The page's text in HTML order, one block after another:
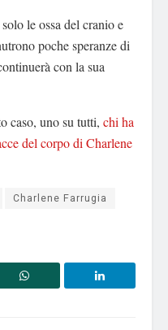
le ossa del cranio e
poche speranze di
con la sua
caso, uno su tutti, chi ha
del corpo di Charlene
Charlene Farrugia